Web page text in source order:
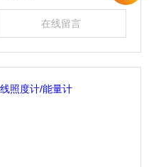
在线留言